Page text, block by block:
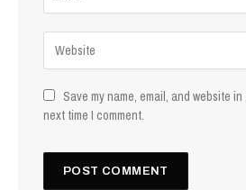
Save my name, email, and website
next time I comment.